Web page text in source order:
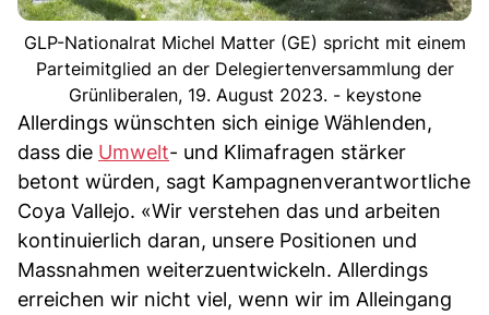
GLP-Nationalrat Michel Matter (GE) spricht mit einem
Parteimitglied an der Delegiertenversammlung der
Grünliberalen, 19. August 2023. - keystone
Allerdings wünschten sich einige Wählenden,
dass die Umwelt- und Klimafragen stärker
betont würden, sagt Kampagnenverantwortliche
Coya Vallejo. «Wir verstehen das und arbeiten
kontinuierlich daran, unsere Positionen und
Massnahmen weiterzuentwickeln. Allerdings
erreichen wir nicht viel, wenn wir im Alleingang